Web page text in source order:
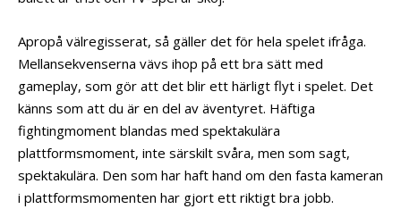
Apropå välregisserat, så gäller det för hela spelet ifråga.
Mellansekvenserna vävs ihop på ett bra sätt med
gameplay, som gör att det blir ett härligt flyt i spelet. Det
känns som att du är en del av äventyret. Häftiga
fightingmoment blandas med spektakulära
plattformsmoment, inte särskilt svåra, men som sagt,
spektakulära. Den som har haft hand om den fasta kameran
i plattformsmomenten har gjort ett riktigt bra jobb.